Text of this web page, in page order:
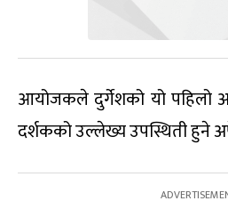
आयोजकले दुर्गेशको यो पहिलो
दर्शकको उल्लेख्य उपस्थिती हुने